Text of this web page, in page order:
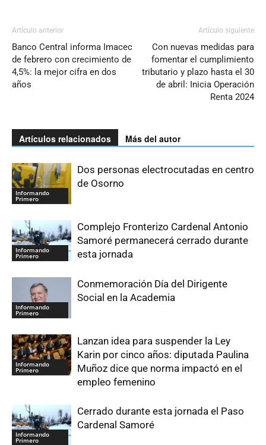
Artículo anterior
Banco Central informa Imacec
de febrero con crecimiento de
4,5%: la mejor cifra en dos
años
Artículo siguiente
Con nuevas medidas para
fomentar el cumplimiento
tributario y plazo hasta el 30
de abril: Inicia Operación
Renta 2024
Artículos relacionados Más del autor
Informando
Primero
Dos personas electrocutadas en centro
de Osorno
Informando
Primero
Complejo Fronterizo Cardenal Antonio
Samoré permanecerá cerrado durante
esta jornada
Informando
Primero
Conmemoración Día del Dirigente
Social en la Academia
Informando
Primero
Lanzan idea para suspender la Ley
Karin por cinco años: diputada Paulina
Muñoz dice que norma impactó en el
empleo femenino
Informando
Primero
Cerrado durante esta jornada el Paso
Cardenal Samoré